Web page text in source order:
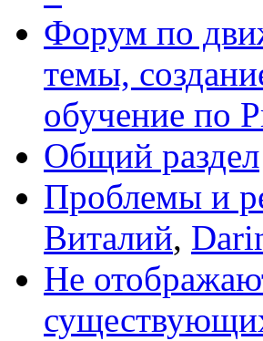
Форум по
темы,
обучение по
Общий раздел
Проблемы и
Виталий,
Не